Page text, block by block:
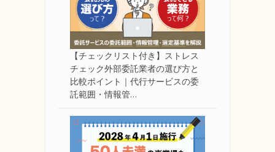
【チェックリスト付き】ストレス
チェック外部委託業者の選び方と
比較ポイント｜代行サービスの委
託範囲・情報管…